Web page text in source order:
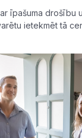
īpašuma drošību
ietekmēt tā